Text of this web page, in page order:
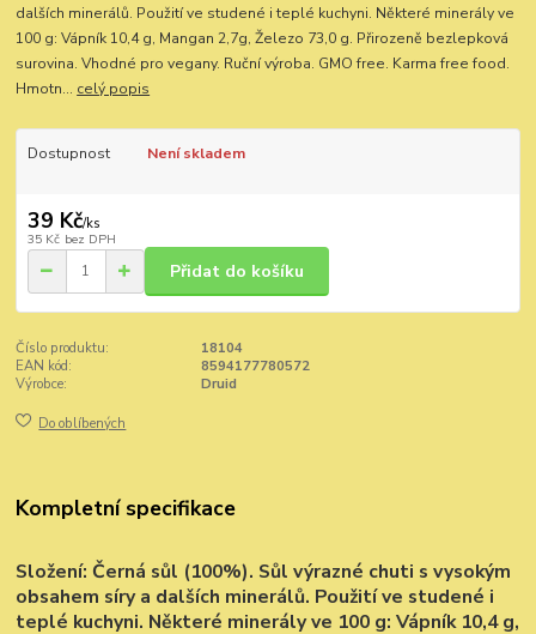
dalších minerálů. Použití ve studené i teplé kuchyni. Některé minerály ve
100 g: Vápník 10,4 g, Mangan 2,7g, Železo 73,0 g. Přirozeně bezlepková
surovina. Vhodné pro vegany. Ruční výroba. GMO free. Karma free food.
Hmotn... celý popis
Dostupnost Není skladem
39 Kč/ks
35 Kč bez DPH
Přidat do košíku
Číslo produktu:
18104
EAN kód:
8594177780572
Výrobce:
Druid
Do oblíbených
Kompletní specifikace
Složení: Černá sůl (100%). Sůl výrazné chuti s vysokým
obsahem síry a dalších minerálů. Použití ve studené i
teplé kuchyni. Některé minerály ve 100 g: Vápník 10,4 g,